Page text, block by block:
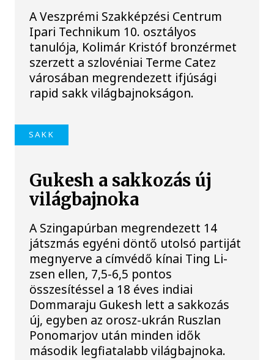
A Veszprémi Szakképzési Centrum
Ipari Technikum 10. osztályos
tanulója, Kolimár Kristóf bronzérmet
szerzett a szlovéniai Terme Catez
városában megrendezett ifjúsági
rapid sakk világbajnokságon.
SAKK
Gukesh a sakkozás új
világbajnoka
A Szingapúrban megrendezett 14
játszmás egyéni döntő utolsó partiját
megnyerve a címvédő kínai Ting Li-
zsen ellen, 7,5-6,5 pontos
összesítéssel a 18 éves indiai
Dommaraju Gukesh lett a sakkozás
új, egyben az orosz-ukrán Ruszlan
Ponomarjov után minden idők
második legfiatalabb világbajnoka.